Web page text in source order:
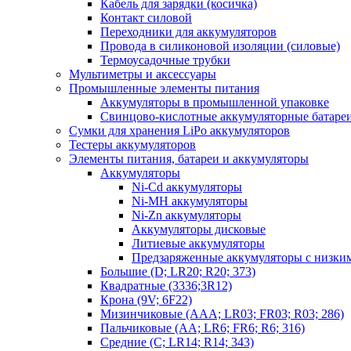
Кабель для зарядки (косичка)
Контакт силовой
Переходники для аккумуляторов
Провода в силиконовой изоляции (силовые)
Термоусадочные трубки
Мультиметры и аксессуары
Промышленные элементы питания
Аккумуляторы в промышленной упаковке
Свинцово-кислотные аккумуляторные
Сумки для хранения LiPo аккумуляторов
Тестеры аккумуляторов
Элементы питания, батареи и аккумуляторы
Аккумуляторы
Ni-Cd аккумуляторы
Ni-MH аккумуляторы
Ni-Zn аккумуляторы
Аккумуляторы дисковые
Литиевые аккумуляторы
Предзаряженные аккумуляторы с
Большие (D; LR20; R20; 373)
Квадратные (3336;3R12)
Крона (9V; 6F22)
Мизинчиковые (AAA; LR03; FR03; R03; 286)
Пальчиковые (AA; LR6; FR6; R6; 316)
Средние (C; LR14; R14; 343)